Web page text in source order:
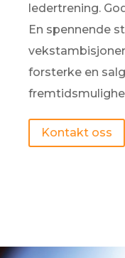
ledertrening.
En spennende
forsterke en
Kontakt oss